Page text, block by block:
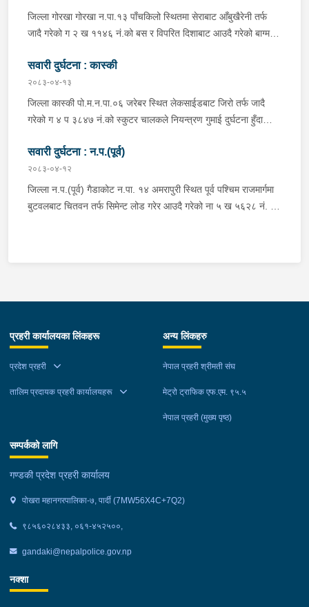
क्रममा निज अमन पौडेलको साथबाट र स्कुटरको डिक्की भित्रबाट गरी
प्रतिबन्धित लागुऔषध फेनारागन ११ एम्पुल, डाइजेपाम ११ एम्पुल, नुर्फिन ११
भइरहेको ।
जिल्ला गोरखा गोरखा न.पा.१३ पाँचकिलो स्थितमा सेराबाट आँबुखैरेनी तर्फ
जादै गरेको ग २ ख ११४६ नं.को बस र विपरित दिशाबाट आउदै गरेको बाग्मती
जिल्ला गोरखा सहिदलखन गा.पा.१ बक्राङ बस्ने वर्ष ३४ को विवश वि.क,
सवार वर्ष २७ को शंकर बिश्वकर्मा, शंकर वि.क को छोरी १५ महिनाकी प्रभा
विश्वकर्मा, बस चालक जिल्ला गोरखा पालुङटार न.पा.६ बस्ने वर्ष ३० को
मिलन गुरुङ. गोरखा न.पा.१३ देउराली बस्ने वर्ष ४२ को कृष्णा राम नराल
पठाएको ।
सवारी दुर्घटना : कास्की
२०८३-०४-१३
जिल्ला कास्की पो.म.न.पा.०६ जरेबर स्थित लेकसाईडबाट जिरो तर्फ जादै
गरेको ग ४ प ३८४७ नं.को स्कुटर चालकले नियन्त्रण गुमाई दुर्घटना हुँदा
अर्चलबोट बस्ने बर्ष २४ कि शान्ति नेपाली घाईते भई उपचारको लागि G.M.C
अस्पताल पठाइएको ।
सवारी दुर्घटना : न.प.(पूर्व)
२०८३-०४-१२
जिल्ला न.प.(पूर्व) गैडाकोट न.पा. १४ अमरापुरी स्थित पूर्व पश्चिम राजमार्गमा
बुटवलबाट चितवन तर्फ सिमेन्ट लोड गरेर आउदै गरेको ना ५ ख ५६२८ नं. को
न.पा. वडा न. १७ रजहर बस्ने बर्ष ४० को लेस नारायण थारुलाई नियन्त्रणमा
प्रहरी कार्यालयका लिंकहरू
प्रदेश प्रहरी
तालिम प्रदायक प्रहरी कार्यालयहरू
अन्य लिंकहरु
नेपाल प्रहरी श्रीमती संघ
मेट्रो ट्राफिक एफ.एम. ९५.५
नेपाल प्रहरी (मुख्य पृष्ठ)
सम्पर्कको लागि
गण्डकी प्रदेश प्रहरी कार्यालय
पोखरा महानगरपालिका-७, पार्दी (7MW56X4C+7Q2)
९८५६०२८४३३, ०६१-४५२५००,
gandaki@nepalpolice.gov.np
नक्शा